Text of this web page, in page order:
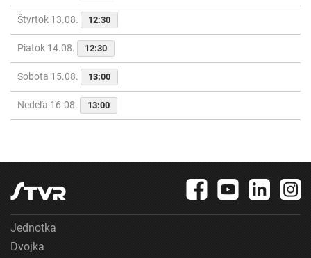
Štvrtok 13.08. 12:30
Piatok 14.08. 12:30
Sobota 15.08. 13:00
Nedeľa 16.08. 13:00
Jednotka
Dvojka